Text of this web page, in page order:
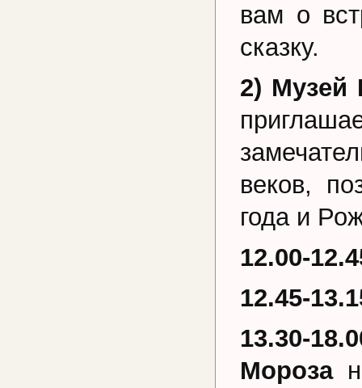
вам о
сказку.
2) Музей
веков,
года и
12.00-
12.45-
13.30-
Мороза